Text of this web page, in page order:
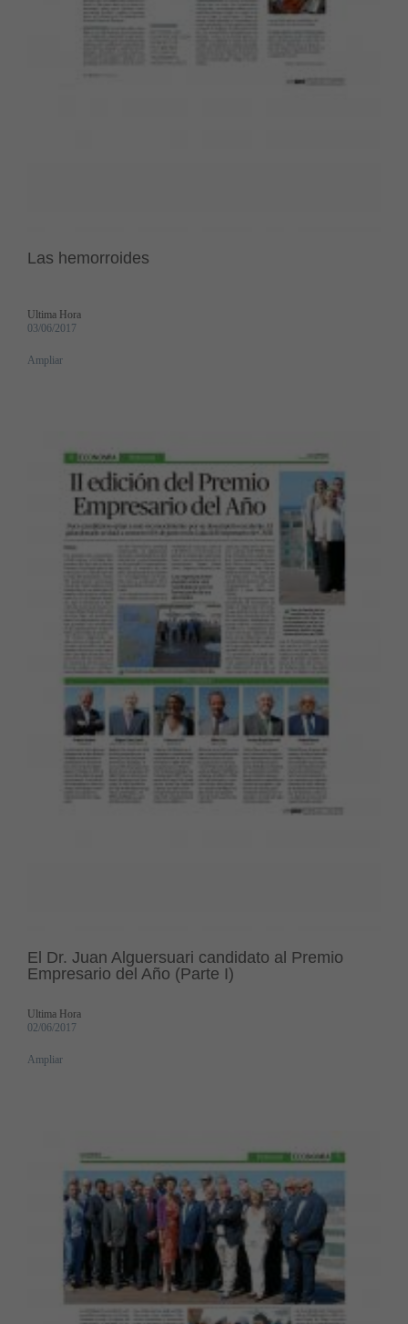
Las hemorroides
Ultima Hora
03/06/2017
Ampliar
El Dr. Juan Alguersuari candidato al Premio
Empresario del Año (Parte I)
Ultima Hora
02/06/2017
Ampliar